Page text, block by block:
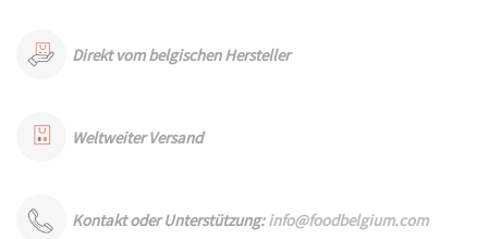
Direkt vom belgischen Hersteller
Weltweiter Versand
Kontakt oder Unterstützung:info@foodbelgium.com